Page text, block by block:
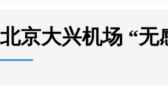
北京大兴机场 “无